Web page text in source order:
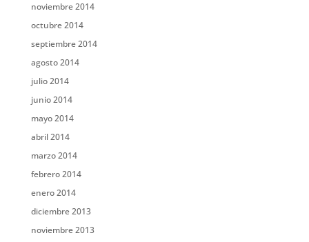
noviembre 2014
octubre 2014
septiembre 2014
agosto 2014
julio 2014
junio 2014
mayo 2014
abril 2014
marzo 2014
febrero 2014
enero 2014
diciembre 2013
noviembre 2013